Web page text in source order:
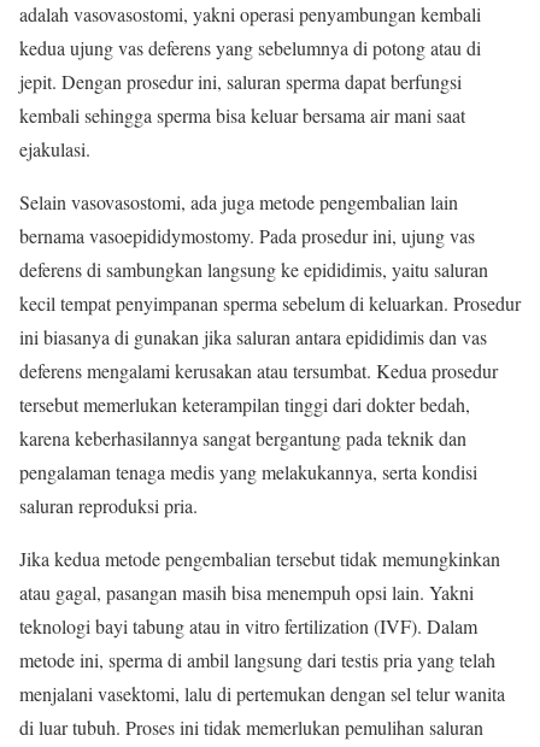
adalah vasovasostomi, yakni operasi penyambungan kembali
kedua ujung vas deferens yang sebelumnya di potong atau di
jepit. Dengan prosedur ini, saluran sperma dapat berfungsi
kembali sehingga sperma bisa keluar bersama air mani saat
ejakulasi.
Selain vasovasostomi, ada juga metode pengembalian lain
bernama vasoepididymostomy. Pada prosedur ini, ujung vas
deferens di sambungkan langsung ke epididimis, yaitu saluran
kecil tempat penyimpanan sperma sebelum di keluarkan. Prosedur
ini biasanya di gunakan jika saluran antara epididimis dan vas
deferens mengalami kerusakan atau tersumbat. Kedua prosedur
tersebut memerlukan keterampilan tinggi dari dokter bedah,
karena keberhasilannya sangat bergantung pada teknik dan
pengalaman tenaga medis yang melakukannya, serta kondisi
saluran reproduksi pria.
Jika kedua metode pengembalian tersebut tidak memungkinkan
atau gagal, pasangan masih bisa menempuh opsi lain. Yakni
teknologi bayi tabung atau in vitro fertilization (IVF). Dalam
metode ini, sperma di ambil langsung dari testis pria yang telah
menjalani vasektomi, lalu di pertemukan dengan sel telur wanita
di luar tubuh. Proses ini tidak memerlukan pemulihan saluran